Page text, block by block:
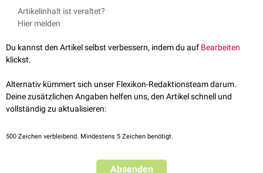
Plantaraponeurosebedeckt.
Aus dem Arcus plantaris profundus entspringen vier
propriaezur Versorgung derZehenhervorgehen.
Der Arcus plantaris profundus ist für die arterielle Versorgung des
verantwortlich.
Artikelinhalt ist veraltet?
Hier melden
Du kannst den Artikel selbst verbessern, indem du auf Bearbeiten
klickst.
Alternativ kümmert sich unser Flexikon-Redaktionsteam darum.
Deine zusätzlichen Angaben helfen uns, den Artikel schnell und
vollständig zu aktualisieren:
500 Zeichen verbleibend. Mindestens 5 Zeichen benötigt.
Absenden